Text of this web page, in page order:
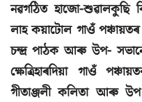
নৱগঠিত হাজো-শুৱালকুছি
লাহ কয়াটোল গাওঁ পঞ্চায়তৰ
চন্দ্ৰ পাঠক আৰু উপ-
ক্ষেত্ৰিহাৰদিয়া গাওঁ
গীতাঞ্জলী কলিতা আৰু